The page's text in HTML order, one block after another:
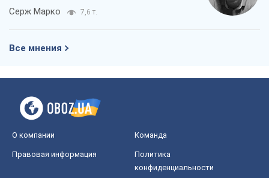
Серж Марко 7,6 т.
Все мнения
О компании Команда
Правовая информация
Политика
конфиденциальности